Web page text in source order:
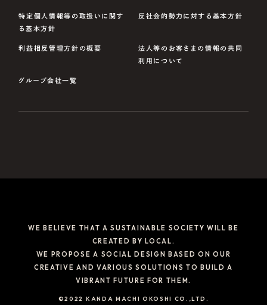
特定個人情報等の取扱いに関す
る基本方針
反社会的勢力に対する基本方針
利益相反管理方針の概要 法人等のお客さまの情報の共同
利用について
グループ会社一覧
WE BELIEVE THAT A SUSTAINABLE SOCIETY WILL BE
CREATED BY LOCAL.
WE PROPOSE A SOCIAL DESIGN BASED ON OUR
CREATIVE AND VARIOUS SOLUTIONS TO BUILD A
VIBRANT FUTURE FOR THEM.
©2022 KANDA MACHI OKOSHI CO.,LTD.